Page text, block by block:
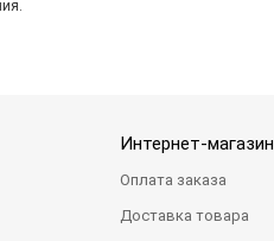
Интернет-магазин
Оплата заказа
Доставка товара